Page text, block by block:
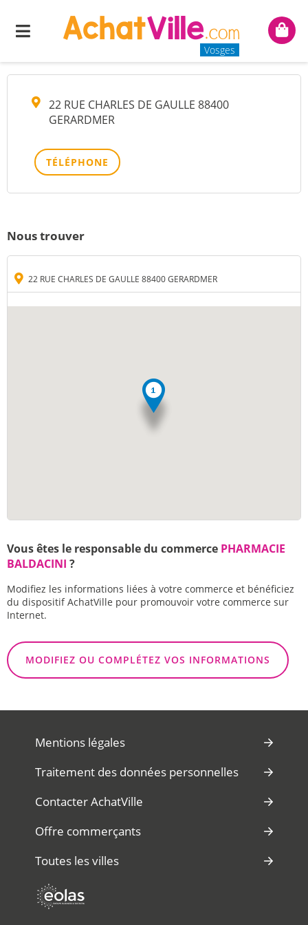
Menu
Vosges
Mon
PHARMACIE BALDACINI
22 RUE CHARLES DE GAULLE 88400
GERARDMER
TÉLÉPHONE
Nous trouver
22 RUE CHARLES DE GAULLE 88400 GERARDMER
Vous êtes le responsable du commerce PHARMACIE
BALDACINI ?
Modifiez les informations liées à votre commerce et bénéficiez
du dispositif AchatVille pour promouvoir votre commerce sur
Internet.
MODIFIEZ OU COMPLÉTEZ VOS INFORMATIONS
Mentions légales
Traitement des données personnelles
Contacter AchatVille
Offre commerçants
Toutes les villes